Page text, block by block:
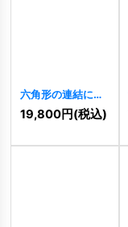
六角形の連結によ
る無限の絆ロゴ
10427 ]
19,800円(税込)